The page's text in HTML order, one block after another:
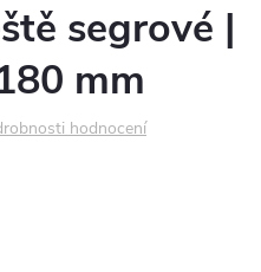
segrové |
mm
hodnocení